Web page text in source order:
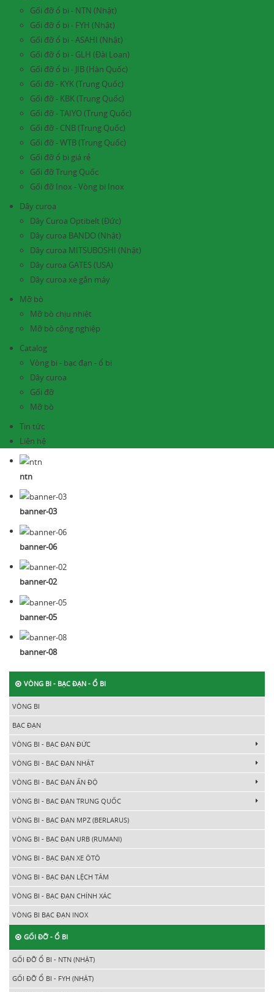
Gối đỡ ổ bi - NTN (Nhật)
Gối đỡ ổ bi - FYH (Nhật)
Gối đỡ ổ bi - ASAHI (Nhật)
Gối đỡ ổ bi - GLH (Đài Loan)
Gối đỡ ổ bi - JIB (Hàn Quốc)
Gối đỡ - KYK (Trung Quốc)
Gối đỡ - KBK (Trung Quốc)
Gối đỡ - TAIYO (Trung Quốc)
Gối đỡ - CNB (Trung Quốc)
Gối đỡ - WTB (Trung Quốc)
Gối đỡ ổ bi giá rẻ
Gối đỡ Trung Quốc
Gối đỡ Inox - Vòng bi Inox
Dây curoa
Dây Curoa Optibelt (Đức)
Dây curoa BANDO (Nhật)
Dây curoa MITSUBOSHI (Nhật)
Dây curoa GATES (USA)
Dây curoa xe gắn máy
Mỡ bò
Mỡ bò chịu nhiệt
Mỡ bò công nghiệp
Catalog
Vòng bi - bạc đạn - ổ bi
Dây curoa
Gối đỡ
Mỡ bò
Tin tức
Liên hệ
ntn
banner-03
banner-06
banner-02
banner-05
banner-08
VÒNG BI - BẠC ĐẠN - Ổ BI
VÒNG BI
BẠC ĐẠN
VÒNG BI - BẠC ĐẠN ĐỨC
VÒNG BI - BẠC ĐẠN NHẬT
VÒNG BI - BẠC ĐẠN ẤN ĐỘ
VÒNG BI - BẠC ĐẠN TRUNG QUỐC
VÒNG BI - BẠC ĐẠN MPZ (BERLARUS)
VÒNG BI - BẠC ĐẠN URB (RUMANI)
VÒNG BI - BẠC ĐẠN XE ÔTÔ
VÒNG BI - BẠC ĐẠN LỆCH TÂM
VÒNG BI - BẠC ĐẠN CHÍNH XÁC
VÒNG BI BẠC ĐẠN INOX
GỐI ĐỠ - Ổ BI
GỐI ĐỠ Ổ BI - NTN (NHẬT)
GỐI ĐỠ Ổ BI - FYH (NHẬT)